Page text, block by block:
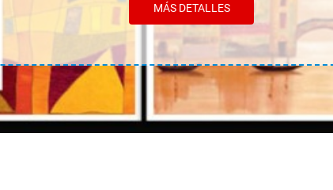
MÁS DETALLES